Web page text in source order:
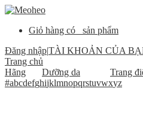
Giỏ hàng có
sản phẩm
Đăng nhập|TÀI KHOẢN CỦA
Trang chủ
Hãng
Dưỡng da Trang
#abcdefghijklmnopqrstuvwxyz